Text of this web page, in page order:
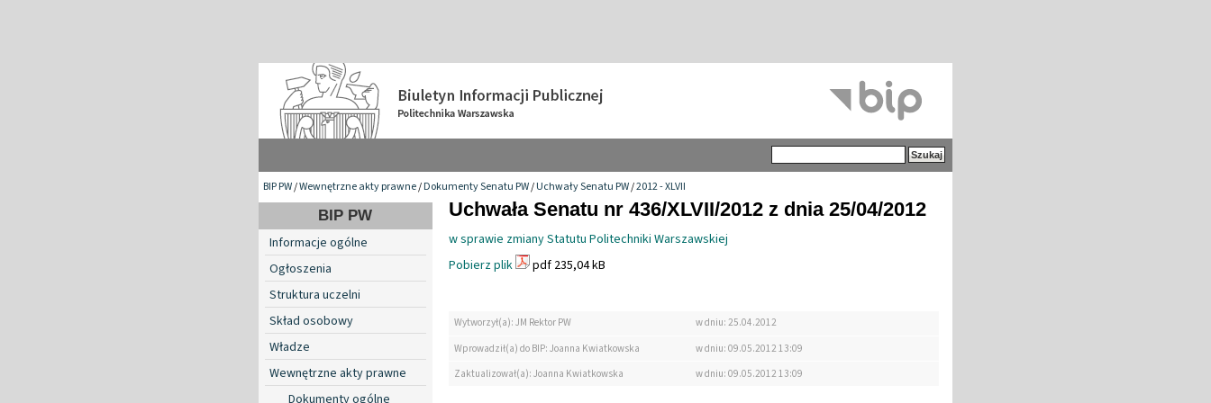
BIP PW/Wewnętrzne akty prawne/Dokumenty Senatu PW/Uchwały Senatu PW/2012 - XLVII
BIP PW
Informacje ogólne
Ogłoszenia
Struktura uczelni
Skład osobowy
Władze
Wewnętrzne akty prawne
Dokumenty ogólne
Uchwała Senatu nr 436/XLVII/2012 z dnia 25/04/2012
w sprawie zmiany Statutu Politechniki Warszawskiej
Pobierz plik
pdf 235,04 kB
Wytworzył(a): JM Rektor PW
w dniu: 25.04.2012
Wprowadził(a) do BIP: Joanna Kwiatkowska
w dniu: 09.05.2012 13:09
Zaktualizował(a): Joanna Kwiatkowska
w dniu: 09.05.2012 13:09